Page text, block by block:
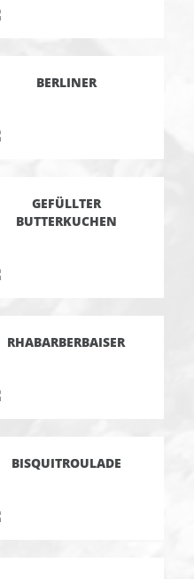
BERLINER
GEFÜLLTER
BUTTERKUCHEN
RHABARBERBAISER
BISQUITROULADE